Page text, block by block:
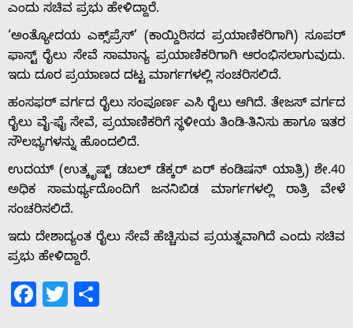
Home
About
Us
Advertise
With
s
ಎಂದು ಸಚಿವ ಪ್ರಭು ಹೇಳಿದ್ದಾರೆ.
‘ಅಂತ್ಯೋದಯ ಎಕ್ಸ್‌ಪ್ರೆಸ್’ (ಕಾಯ್ದಿರಿಸದ ಪ್ರಯಾಣಿಕರಿಗಾಗಿ) ಸೂಪರ್
ಫಾಸ್ಟ್ ರೈಲು ಸೇವೆ ಸಾಮಾನ್ಯ ಪ್ರಯಾಣಿಕರಿಗಾಗಿ ಆರಂಭಿಸಲಾಗುವುದು.
ಇದು ದೂರ ಪ್ರಯಾಣದ ದಟ್ಟ ಮಾರ್ಗಗಳಲ್ಲಿ ಸಂಚರಿಸಲಿದೆ.
ಹಂಸಫರ್ ವರ್ಗದ ರೈಲು ಸಂಪೂರ್ಣ ಎಸಿ ರೈಲು ಆಗಿದೆ. ತೇಜಸ್ ವರ್ಗದ
ರೈಲು ವೈ-ಫೈ ಸೇವೆ, ಪ್ರಯಾಣಿಕರಿಗೆ ಸ್ಥಳೀಯ ತಿಂಡಿ-ತಿನಿಸು ಹಾಗೂ ಇತರ
ಸೌಲಭ್ಯಗಳನ್ನು ಹೊಂದಲಿದೆ.
ಉದಯ್ (ಉತ್ಕೃಷ್ಟ್ ಡಬಲ್ ಡೆಕ್ಕರ್ ಏರ್ ಕಂಡಿಷನ್ ಯಾತ್ರಿ) ಶೇ.40
ಅಧಿಕ ಸಾಮರ್ಥ್ಯದೊಂದಿಗೆ ಜನನಿಬಿಡ ಮಾರ್ಗಗಳಲ್ಲಿ ರಾತ್ರಿ ವೇಳೆ
ಸಂಚರಿಸಲಿದೆ.
ಇದು ದೇಶಾದ್ಯಂತ ರೈಲು ಸೇವೆ ಹೆಚ್ಚಿಸುವ ಪ್ರಯತ್ನವಾಗಿದೆ ಎಂದು ಸಚಿವ
ಪ್ರಭು ಹೇಳಿದ್ದಾರೆ.
Facebook
Twitter